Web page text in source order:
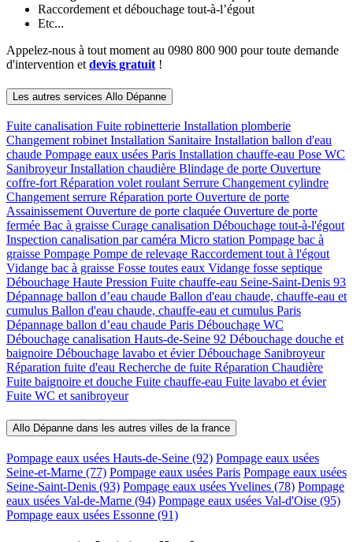
Raccordement et débouchage tout-à-l’égout
Etc...
Appelez-nous à tout moment au 0980 800 900 pour toute demande
d'intervention et devis gratuit !
Les autres services Allo Dépanne
Fuite canalisation Fuite robinetterie Installation plomberie
Changement robinet Installation Sanitaire Installation ballon d'eau
chaude Pompage eaux usées Paris Installation chauffe-eau Pose WC
SanibroyeurInstallation chaudière Blindage de porte Ouverture
coffre-fort Réparation volet roulant Serrure Changement cylindre
Changement serrure Réparation porte Ouverture de porte
Assainissement Ouverture de porte claquée Ouverture de porte
fermée Bac à graisse Curage canalisation Débouchage tout-à-l'égout
Inspection canalisation par caméra Micro station Pompage bac à
graisse Pompage Pompe de relevage Raccordement tout à l'égout
Vidange bac à graisse Fosse toutes eaux Vidange fosse septique
Débouchage Haute Pression Fuite chauffe-eau Seine-Saint-Denis 93
Dépannage ballon d’eau chaude Ballon d'eau chaude, chauffe-eau et
cumulus Ballon d'eau chaude, chauffe-eau et cumulus Paris
Dépannage ballon d’eau chaude Paris Débouchage WC
Débouchage canalisation Hauts-de-Seine 92 Débouchage douche et
baignoire Débouchage lavabo et évierDébouchage Sanibroyeur
Réparation fuite d'eau Recherche de fuite Réparation Chaudière
Fuite baignoire et douche Fuite chauffe-eau Fuite lavabo et évier
Fuite WC et sanibroyeur
Allo Dépanne dans les autres villes de la france
Pompage eaux usées Hauts-de-Seine (92) Pompage eaux usées
Seine-et-Marne (77) Pompage eaux usées Paris Pompage eaux usées
Seine-Saint-Denis (93) Pompage eaux usées Yvelines (78) Pompage
eaux usées Val-de-Marne (94) Pompage eaux usées Val-d'Oise (95)
Pompage eaux usées Essonne (91)